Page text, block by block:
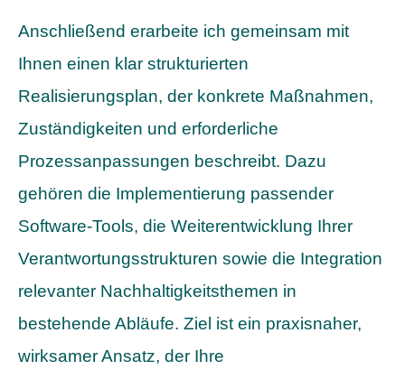
Anschließend erarbeite ich gemeinsam mit
Ihnen einen klar strukturierten
Realisierungsplan, der konkrete Maßnahmen,
Zuständigkeiten und erforderliche
Prozessanpassungen beschreibt. Dazu
gehören die Implementierung passender
Software-Tools, die Weiterentwicklung Ihrer
Verantwortungsstrukturen sowie die Integration
relevanter Nachhaltigkeitsthemen in
bestehende Abläufe. Ziel ist ein praxisnaher,
wirksamer Ansatz, der Ihre